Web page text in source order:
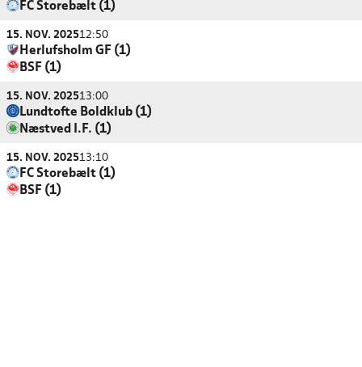
FC Storebælt (1)
15. NOV. 202512:50
Herlufsholm GF (1)
BSF (1)
15. NOV. 202513:00
Lundtofte Boldklub (1)
Næstved I.F. (1)
15. NOV. 202513:10
FC Storebælt (1)
BSF (1)